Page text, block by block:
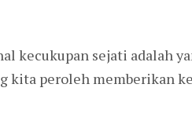
kecukupan sejati adalah
kita peroleh memberikan